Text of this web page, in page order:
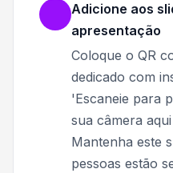
Adicione aos
apresentação
Coloque o QR
dedicado com
'Escaneie para
sua câmera
Mantenha este
pessoas estão